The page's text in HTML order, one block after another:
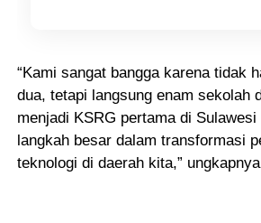
“Kami sangat bangga karena tidak
dua, tetapi langsung enam sekolah
menjadi KSRG pertama di
langkah besar dalam transformasi
teknologi di daerah kita,”